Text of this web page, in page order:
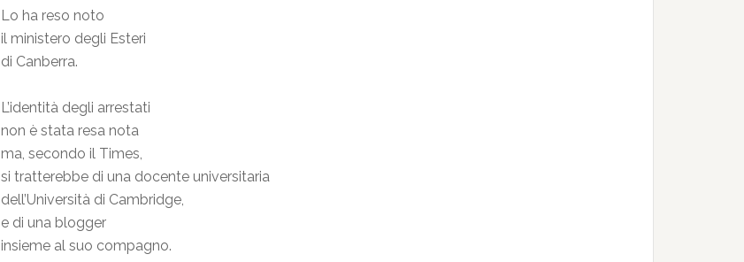
Lo ha reso noto
il ministero degli Esteri
di Canberra.
L’identità degli arrestati
non è stata resa nota
ma, secondo il Times,
si tratterebbe di una docente universitaria
dell’Università di Cambridge,
e di una blogger
insieme al suo compagno.